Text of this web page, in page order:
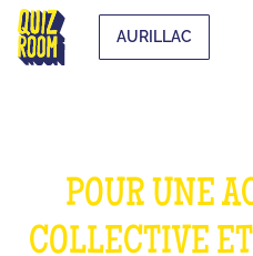
AURILLAC
POUR UNE
COLLECTIVE